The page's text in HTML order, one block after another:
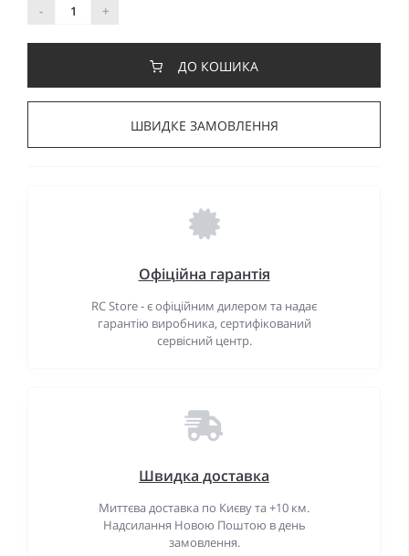
-
+
ДО КОШИКА
ШВИДКЕ ЗАМОВЛЕННЯ
Офіційна гарантія
RC Store - є офіційним дилером та надає
гарантію виробника, сертифікований
сервісний центр.
Швидка доставка
Миттєва доставка по Києву та +10 км.
Надсилання Новою Поштою в день
замовлення.